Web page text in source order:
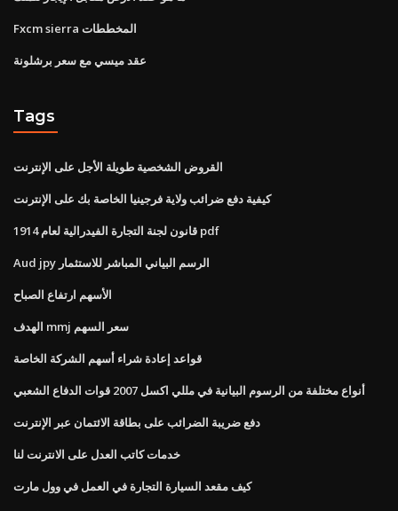
Fxcm sierra المخططات
عقد ميسي مع سعر برشلونة
Tags
القروض الشخصية طويلة الأجل على الإنترنت
كيفية دفع ضرائب ولاية فرجينيا الخاصة بك على الإنترنت
قانون لجنة التجارة الفيدرالية لعام 1914 pdf
Aud jpy الرسم البياني المباشر للاستثمار
الأسهم ارتفاع الصباح
الهدف mmj سعر السهم
قواعد إعادة شراء أسهم الشركة الخاصة
أنواع مختلفة من الرسوم البيانية في مللي اكسل 2007 قوات الدفاع الشعبي
دفع ضريبة الضرائب على بطاقة الائتمان عبر الإنترنت
خدمات كاتب العدل على الانترنت لنا
كيف مقعد السيارة التجارة في العمل في وول مارت